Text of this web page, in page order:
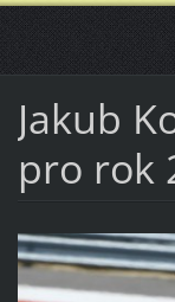
Jakub
pro rok